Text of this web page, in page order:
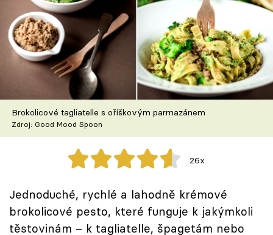
Články
TV Program
Škola vaření
Recepty z TV
Speciál: Cuketa
Těhotnej kuchař
Sledujte prima+
Brokolicové tagliatelle s oříškovým parmazánem
Zdroj: Good Mood Spoon
26x
Jednoduché, rychlé a lahodně krémové
brokolicové pesto, které funguje k jakýmkoli
těstovinám – k tagliatelle, špagetám nebo